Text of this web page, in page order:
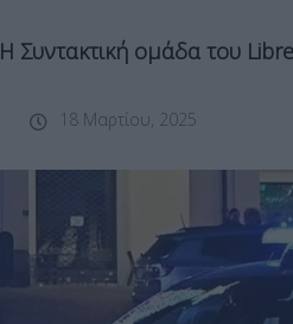
Η Συντακτική ομάδα του Libre
18 Μαρτίου, 2025